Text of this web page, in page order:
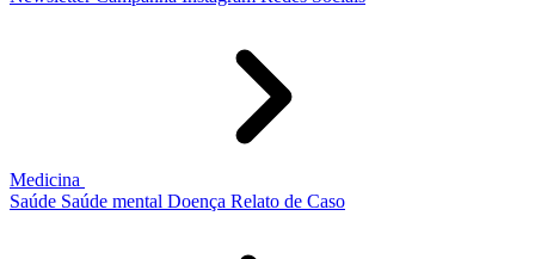
Medicina
Saúde Saúde mental Doença Relato de Caso